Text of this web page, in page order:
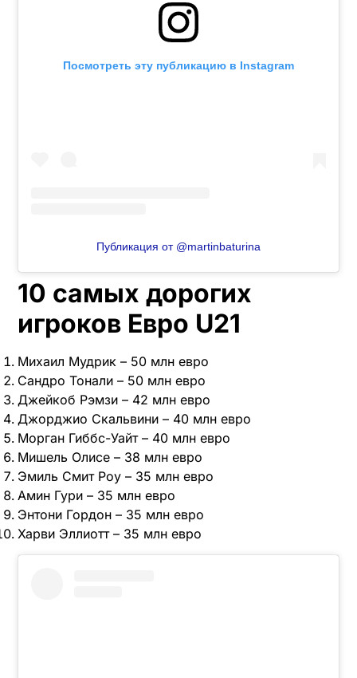
Посмотреть эту публикацию в Instagram
Публикация от @martinbaturina
10 самых дорогих
игроков Евро U21
Михаил Мудрик – 50 млн евро
Сандро Тонали – 50 млн евро
Джейкоб Рэмзи – 42 млн евро
Джорджио Скальвини – 40 млн евро
Морган Гиббс-Уайт – 40 млн евро
Мишель Олисе – 38 млн евро
Эмиль Смит Роу – 35 млн евро
Амин Гури – 35 млн евро
Энтони Гордон – 35 млн евро
Харви Эллиотт – 35 млн евро